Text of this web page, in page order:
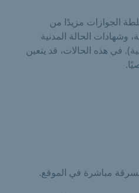
الجوازات مزيدًا من
وشهادات الحالة المدنية
في هذه الحالات، قد يتعين
مباشرة في الموقع.